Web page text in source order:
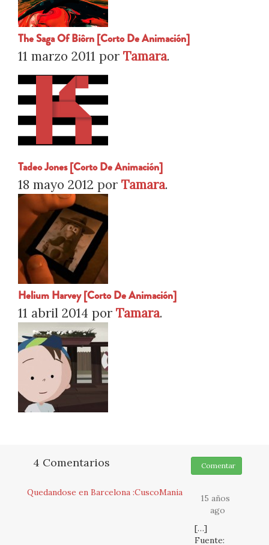
The Saga Of Biôrn [Corto De Animación]
11 marzo 2011 por Tamara.
Tadeo Jones [Corto De Animación]
18 mayo 2012 por Tamara.
Helium Harvey [Corto De Animación]
11 abril 2014 por Tamara.
4 Comentarios Comentar
Quedandose en Barcelona :CuscoMania
15 años
ago
[…]
Fuente: